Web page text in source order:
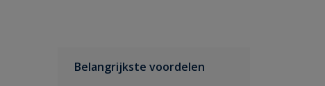
Belangrijkste voordelen